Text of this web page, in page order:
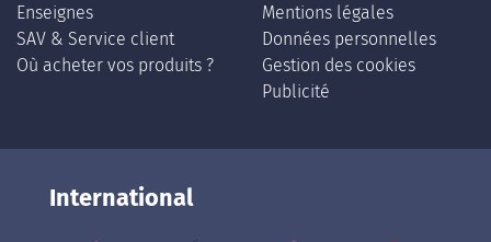
Enseignes
SAV & Service client
Où acheter vos produits ?
Mentions légales
Données personnelles
Gestion des cookies
Publicité
International